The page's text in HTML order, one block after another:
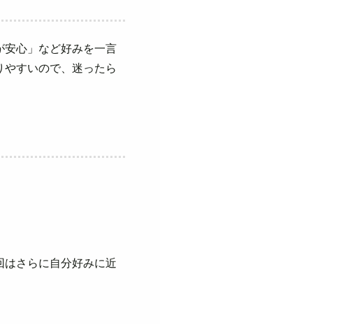
安心」など好みを一言
すいので、迷ったら
さらに自分好みに近